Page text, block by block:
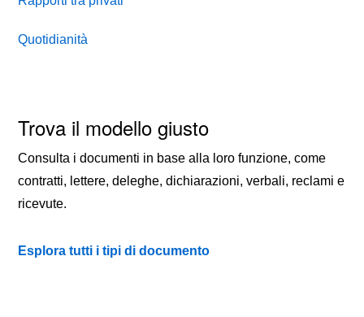
Quotidianità
Trova il modello giusto
Consulta i documenti in base alla loro funzione, come
contratti, lettere, deleghe, dichiarazioni, verbali, reclami e
ricevute.
Esplora tutti i tipi di documento